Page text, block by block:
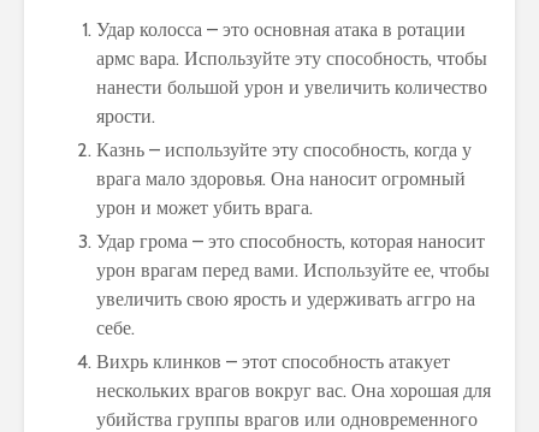
Удар колосса – это основная атака в ротации
армс вара. Используйте эту способность, чтобы
нанести большой урон и увеличить количество
ярости.
Казнь – используйте эту способность, когда у
врага мало здоровья. Она наносит огромный
урон и может убить врага.
Удар грома – это способность, которая наносит
урон врагам перед вами. Используйте ее, чтобы
увеличить свою ярость и удерживать аггро на
себе.
Вихрь клинков – этот способность атакует
нескольких врагов вокруг вас. Она хорошая для
убийства группы врагов или одновременного